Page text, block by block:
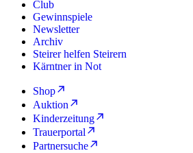
Club
Gewinnspiele
Newsletter
Archiv
Steirer helfen Steirern
Kärntner in Not
Shop
Auktion
Kinderzeitung
Trauerportal
Partnersuche